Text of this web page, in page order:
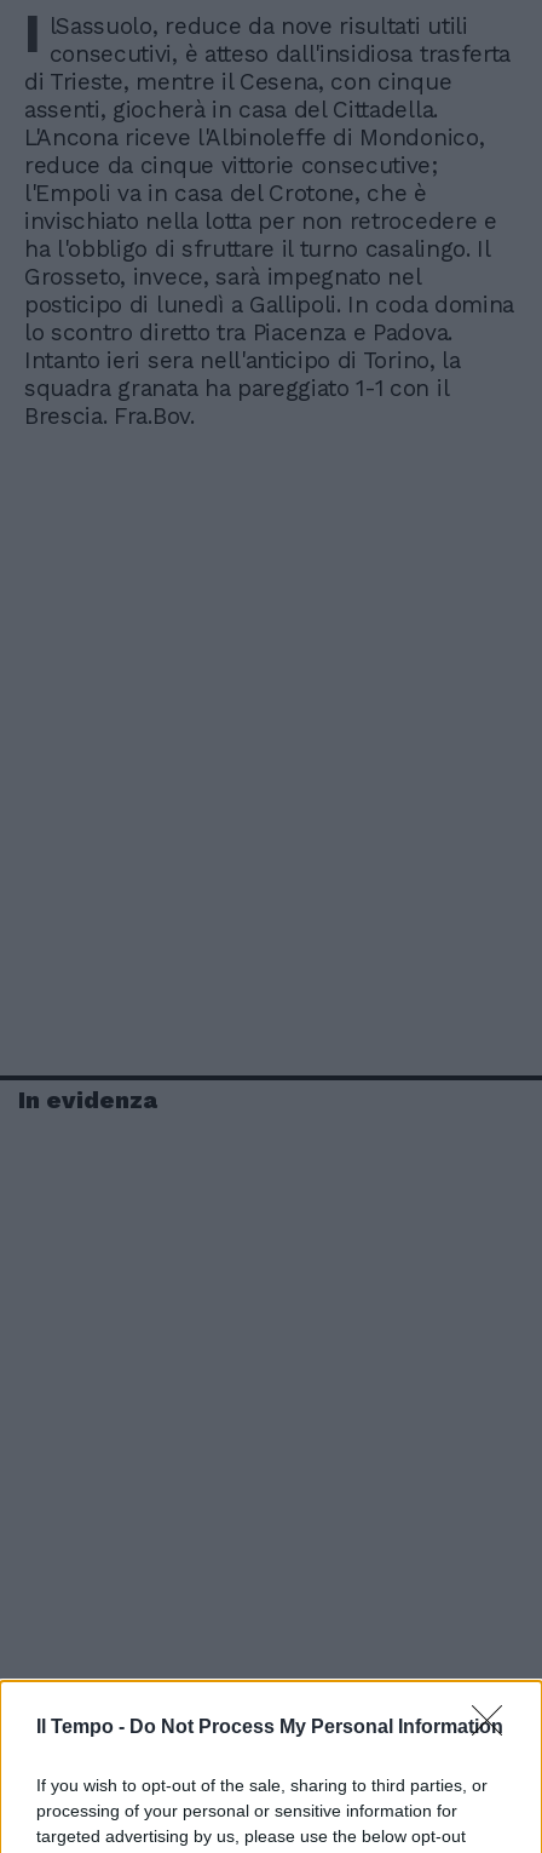
Il Tempo - Do Not Process My Personal Information
If you wish to opt-out of the sale, sharing to third parties, or
processing of your personal or sensitive information for
targeted advertising by us, please use the below opt-out
I lSassuolo, reduce da nove risultati utili
consecutivi, è atteso dall'insidiosa trasferta
di Trieste, mentre il Cesena, con cinque
assenti, giocherà in casa del Cittadella.
L'Ancona riceve l'Albinoleffe di Mondonico,
reduce da cinque vittorie consecutive;
l'Empoli va in casa del Crotone, che è
invischiato nella lotta per non retrocedere e
ha l'obbligo di sfruttare il turno casalingo. Il
Grosseto, invece, sarà impegnato nel
posticipo di lunedì a Gallipoli. In coda domina
lo scontro diretto tra Piacenza e Padova.
Intanto ieri sera nell'anticipo di Torino, la
squadra granata ha pareggiato 1-1 con il
Brescia. Fra.Bov.
In evidenza